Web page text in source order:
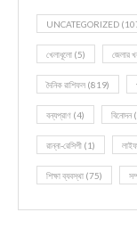
UNCATEGORIZED
খেলাধূলো (5) জেলার
দৈনিক রাশিফল (819)
বন্যপ্রাণ (4) বিনোদন
রান্না-রেসিপী (1)
শিক্ষা ব্যবস্থা (75)